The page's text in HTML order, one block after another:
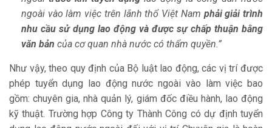
ngoài vào làm việc trên lãnh thổ Việt Nam phải giải trình
nhu cầu sử dụng lao động và được sự chấp thuận bằng
văn bản của cơ quan nhà nước có thẩm quyền.”
Như vậy, theo quy định của Bộ luật lao động, các vị trí được
phép tuyển dụng lao động nước ngoài vào làm việc bao
gồm: chuyên gia, nhà quản lý, giám đốc điều hành, lao động
kỹ thuật. Trường hợp Công ty Thành Công có dự định tuyển